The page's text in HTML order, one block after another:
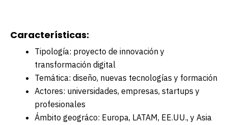
Características:
Tipología: proyecto de innovación y
transformación digital
Temática: diseño, nuevas tecnologías y formación
Actores: universidades, empresas, startups y
profesionales
Ámbito geográfico: Europa, LATAM, EE.UU., y Asia